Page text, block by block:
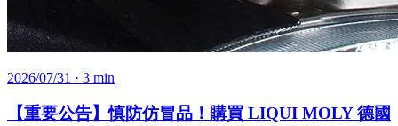
2026/07/31 · 3 min
【重要公告】慎防仿冒品！購買 LIQUI MOLY 德國